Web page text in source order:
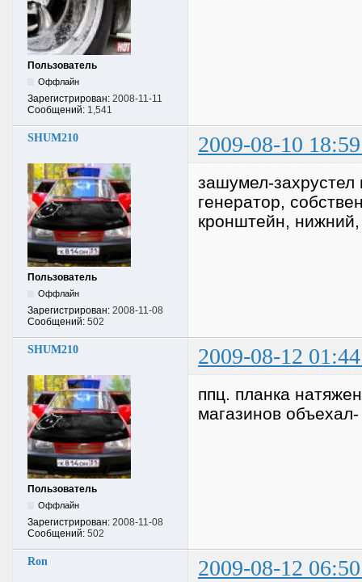
Пользователь
Оффлайн
Зарегистрирован: 2008-11-11
Сообщений: 1,541
SHUM210 2009-08-10
Пользователь
Оффлайн
Зарегистрирован: 2008-11-08
Сообщений: 502
зашумел-захрустел
генератор,
кронштейн, нижний,
SHUM210 2009-08-12
Пользователь
Оффлайн
Зарегистрирован: 2008-11-08
Сообщений: 502
ппц. планка
магазинов
Ron 2009-08-12